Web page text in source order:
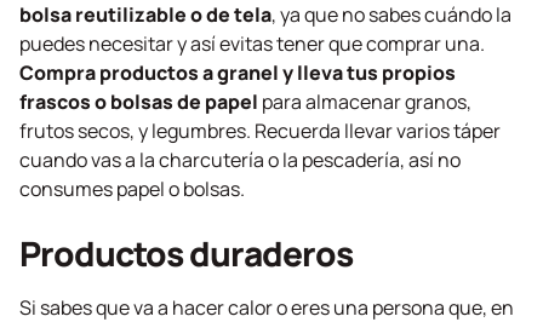
bolsa reutilizable o de tela, ya que no sabes cuándo la
puedes necesitar y así evitas tener que comprar una.
Compra productos a granel y lleva tus propios
frascos o bolsas de papel para almacenar granos,
frutos secos, y legumbres. Recuerda llevar varios táper
cuando vas a la charcutería o la pescadería, así no
consumes papel o bolsas.
Productos duraderos
Si sabes que va a hacer calor o eres una persona que, en